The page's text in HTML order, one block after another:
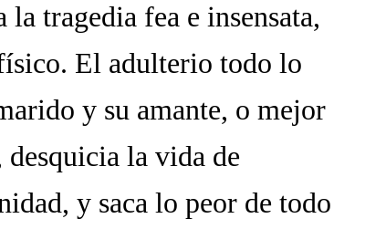
tragedia fea e insensata,
El adulterio todo lo
y su amante, o mejor
la vida de
y saca lo peor de todo